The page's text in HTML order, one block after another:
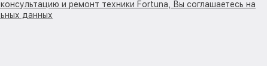
и ремонт техники Fortuna, Вы соглашаетесь на
данных